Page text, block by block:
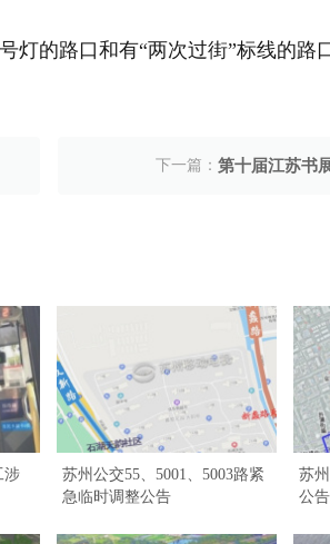
灯的路口和有“两次过街”标线的路
下一篇：第十届江苏书
涉
苏州公交55、5001、5003路紧
急临时调整公告
苏
公告